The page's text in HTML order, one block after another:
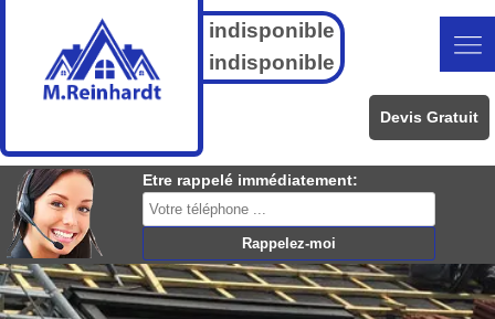
indisponible
indisponible
Devis Gratuit
Etre rappelé immédiatement: